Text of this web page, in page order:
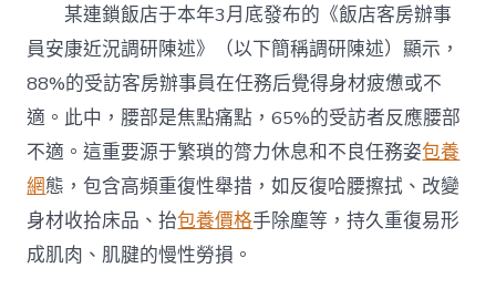
某連鎖飯店于本年3月底發布的《飯店客房辦事
員安康近況調研陳述》（以下簡稱調研陳述）顯示，
88%的受訪客房辦事員在任務后覺得身材疲憊或不
適。此中，腰部是焦點痛點，65%的受訪者反應腰部
不適。這重要源于繁瑣的膂力休息和不良任務姿包養
網態，包含高頻重復性舉措，如反復哈腰擦拭、改變
身材收拾床品、抬包養價格手除塵等，持久重復易形
成肌肉、肌腱的慢性勞損。